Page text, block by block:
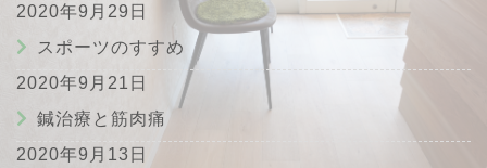
2020年9月29日
スポーツのすすめ
2020年9月21日
鍼治療と筋肉痛
2020年9月13日